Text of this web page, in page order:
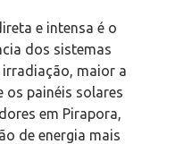
e intensa é o
dos sistemas
maior a
os painéis solares
em Pirapora,
de energia mais